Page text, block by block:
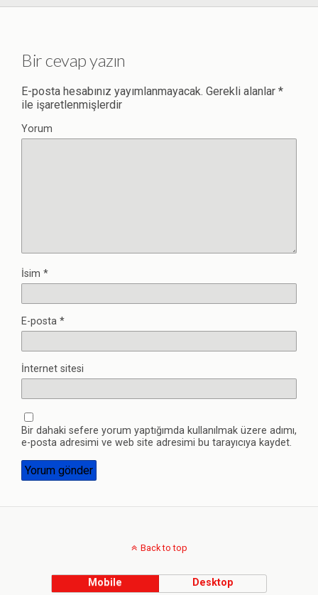
Bir cevap yazın
E-posta hesabınız yayımlanmayacak. Gerekli alanlar *
ile işaretlenmişlerdir
Yorum
İsim *
E-posta *
İnternet sitesi
Bir dahaki sefere yorum yaptığımda kullanılmak üzere adımı,
e-posta adresimi ve web site adresimi bu tarayıcıya kaydet.
Back to top
Mobile Desktop